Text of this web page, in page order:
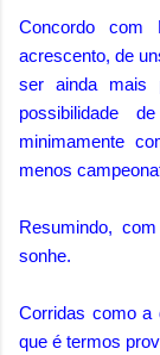
Concordo com
acrescento, de
ser ainda mais
possibilidade
minimamente
menos
Resumindo,
sonhe.
Corridas como a
que é termos